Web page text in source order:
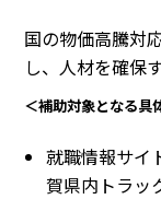
国の物価高騰対
し、人材を確保
＜補助対象となる具
就職情報サイ
賀県内トラッ